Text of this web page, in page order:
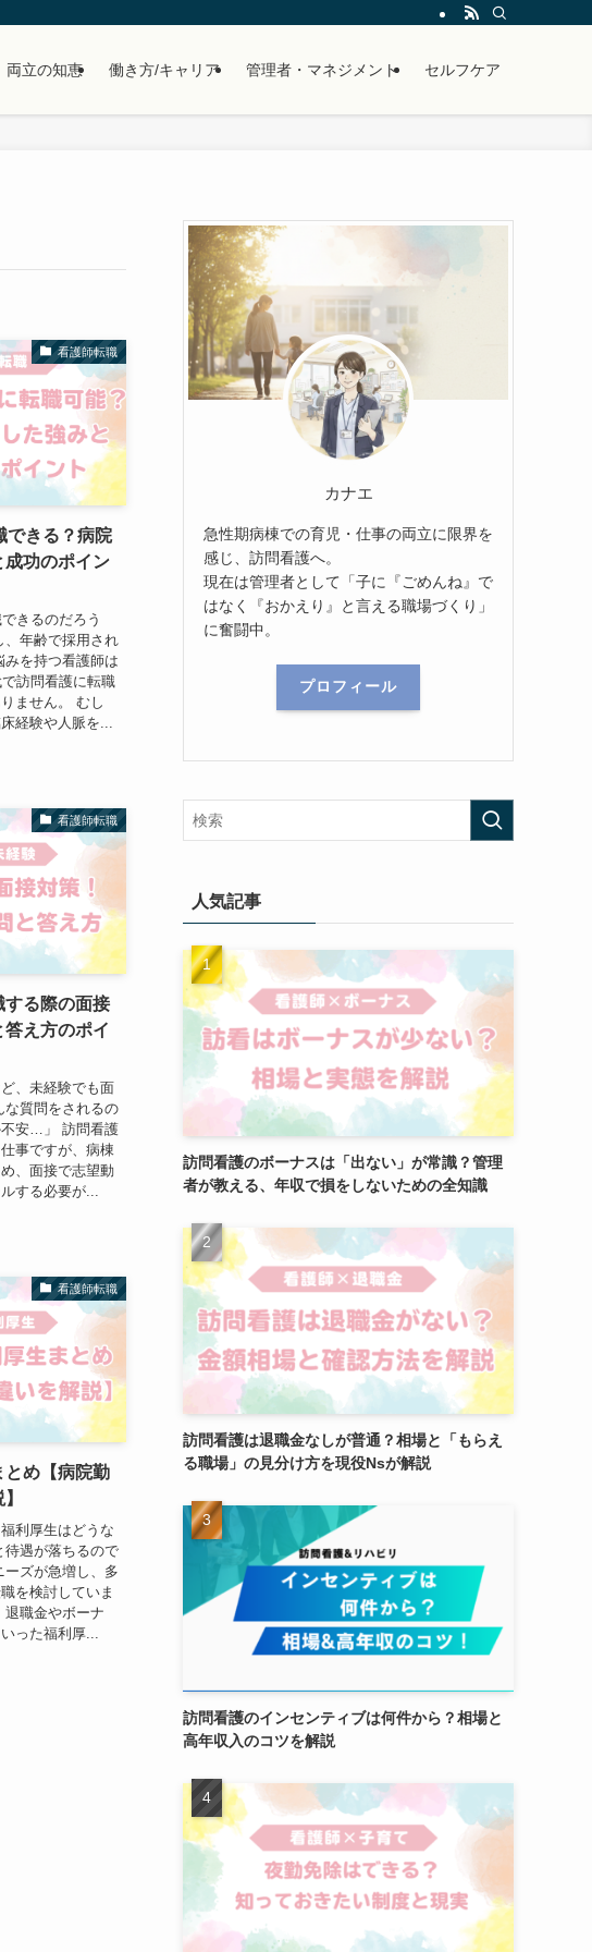
両立の知恵 働き方/キャリア 管理者・マネジメント セルフケア
看護師転職
できる？病院
成功のポイン
きるのだろう
、年齢で採用され
みを持つ看護師は
訪問看護に転職
ません。 むし
経験や人脈を...
看護師転職
する際の面接
え方のポイ
、未経験でも面
な質問をされるの
不安…」 訪問看護
事ですが、病棟
、面接で志望動
する必要が...
看護師転職
とめ【病院勤
利厚生はどうな
待遇が落ちるので
ズが急増し、多
を検討していま
退職金やボーナ
った福利厚...
カナエ
急性期病棟での育児・仕事の両立に限界を
感じ、訪問看護へ。
現在は管理者として「子に『ごめんね』で
はなく『おかえり』と言える職場づくり」
に奮闘中。
プロフィール
人気記事
訪問看護のボーナスは「出ない」が常識？管理
者が教える、年収で損をしないための全知識
訪問看護は退職金なしが普通？相場と「もらえ
る職場」の見分け方を現役Nsが解説
訪問看護のインセンティブは何件から？相場と
高年収入のコツを解説